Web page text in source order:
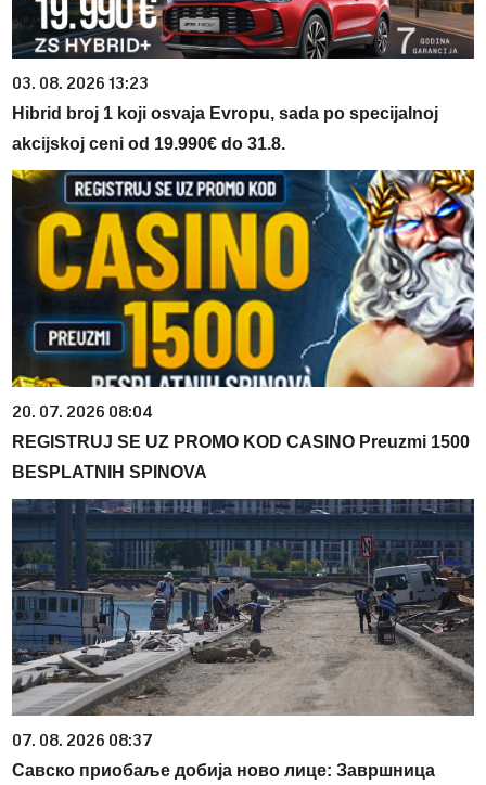
03. 08. 2026 13:23
Hibrid broj 1 koji osvaja Evropu, sada po specijalnoj
akcijskoj ceni od 19.990€ do 31.8.
20. 07. 2026 08:04
REGISTRUJ SE UZ PROMO KOD CASINO Preuzmi 1500
BESPLATNIH SPINOVA
07. 08. 2026 08:37
Савско приобаље добија ново лице: Завршница